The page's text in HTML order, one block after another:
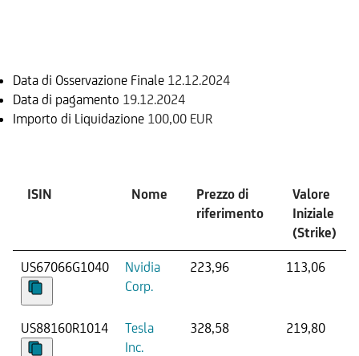
Data di Osservazione Finale 12.12.2024
Data di pagamento 19.12.2024
Importo di Liquidazione 100,00 EUR
ISIN Nome
Prezzo di
riferimento
Valore
Iniziale
(Strike)
US67066G1040
Nvidia
Corp.
223,96 113,06
US88160R1014
Tesla
Inc.
328,58 219,80